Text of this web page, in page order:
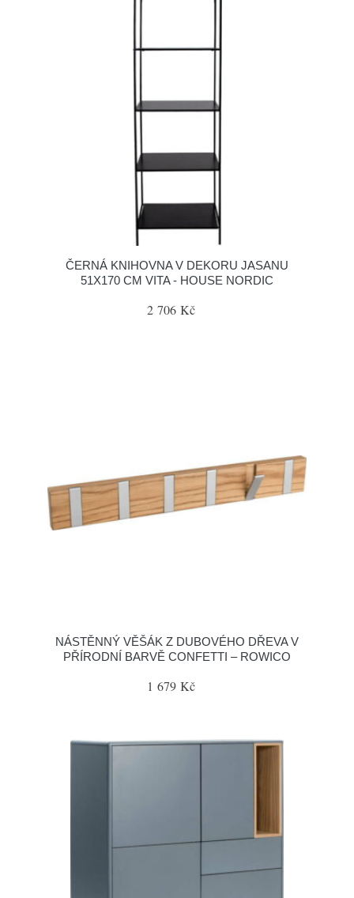
ČERNÁ KNIHOVNA V DEKORU JASANU
51X170 CM VITA - HOUSE NORDIC
2 706 Kč
NÁSTĚNNÝ VĚŠÁK Z DUBOVÉHO DŘEVA V
PŘÍRODNÍ BARVĚ CONFETTI – ROWICO
1 679 Kč